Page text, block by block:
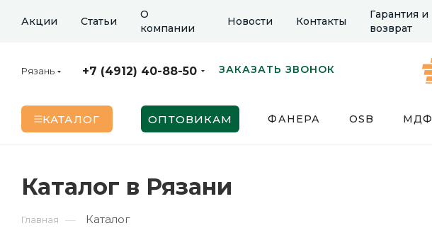
Акции Статьи
О
компании
Новости Контакты
Гарантия и
возврат
Рязань +7 (4912) 40-88-50 ЗАКАЗАТЬ ЗВОНОК
КАТАЛОГ ОПТОВИКАМ ФАНЕРА OSB МДФ
Каталог в Рязани
Главная — Каталог